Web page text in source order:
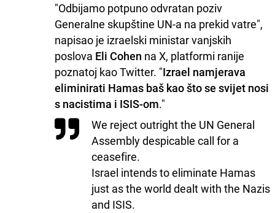
"Odbijamo potpuno odvratan poziv
Generalne skupštine UN-a na prekid vatre",
napisao je izraelski ministar vanjskih
poslova Eli Cohen na X, platformi ranije
poznatoj kao Twitter. "Izrael namjerava
eliminirati Hamas baš kao što se svijet nosi
s nacistima i ISIS-om."
We reject outright the UN General
Assembly despicable call for a
ceasefire.
Israel intends to eliminate Hamas
just as the world dealt with the Nazis
and ISIS.